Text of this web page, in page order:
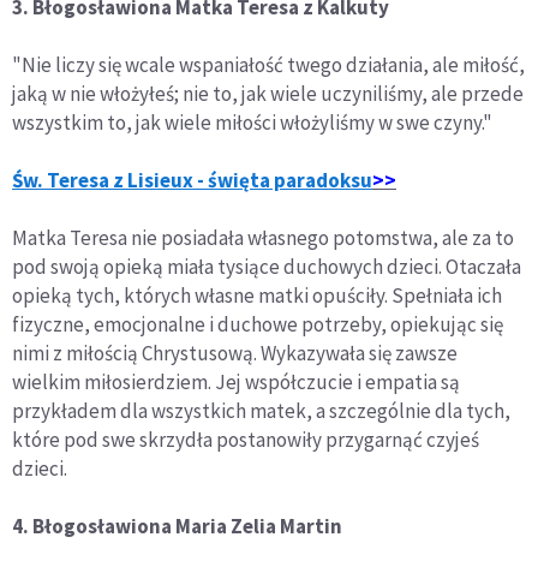
3. Błogosławiona Matka Teresa z Kalkuty
"Nie liczy się wcale wspaniałość twego działania, ale miłość,
jaką w nie włożyłeś; nie to, jak wiele uczyniliśmy, ale przede
wszystkim to, jak wiele miłości włożyliśmy w swe czyny."
Św. Teresa z Lisieux - święta paradoksu>>
Matka Teresa nie posiadała własnego potomstwa, ale za to
pod swoją opieką miała tysiące duchowych dzieci. Otaczała
opieką tych, których własne matki opuściły. Spełniała ich
fizyczne, emocjonalne i duchowe potrzeby, opiekując się
nimi z miłością Chrystusową. Wykazywała się zawsze
wielkim miłosierdziem. Jej współczucie i empatia są
przykładem dla wszystkich matek, a szczególnie dla tych,
które pod swe skrzydła postanowiły przygarnąć czyjeś
dzieci.
4. Błogosławiona Maria Zelia Martin